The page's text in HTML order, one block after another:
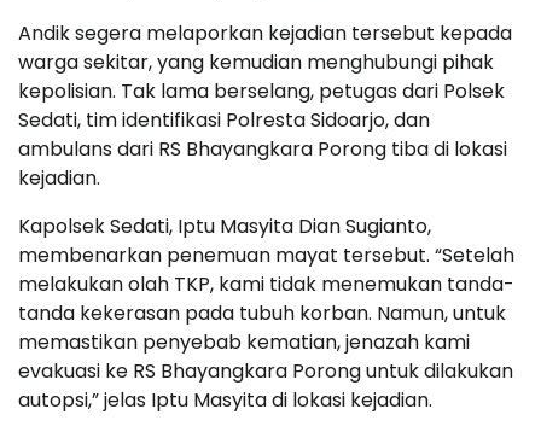
Andik segera melaporkan kejadian tersebut kepada
warga sekitar, yang kemudian menghubungi pihak
kepolisian. Tak lama berselang, petugas dari Polsek
Sedati, tim identifikasi Polresta Sidoarjo, dan
ambulans dari RS Bhayangkara Porong tiba di lokasi
kejadian.
Kapolsek Sedati, Iptu Masyita Dian Sugianto,
membenarkan penemuan mayat tersebut. “Setelah
melakukan olah TKP, kami tidak menemukan tanda-
tanda kekerasan pada tubuh korban. Namun, untuk
memastikan penyebab kematian, jenazah kami
evakuasi ke RS Bhayangkara Porong untuk dilakukan
autopsi,” jelas Iptu Masyita di lokasi kejadian.